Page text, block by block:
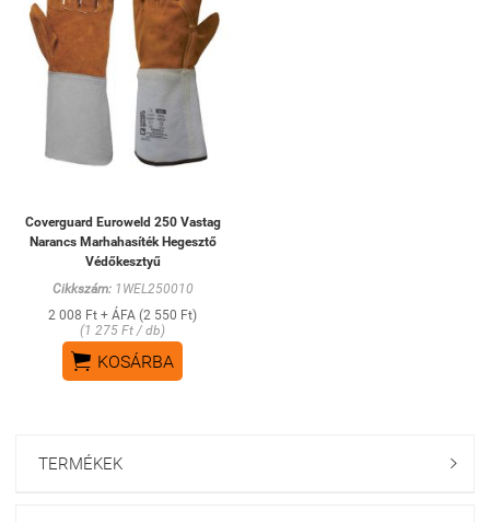
Coverguard Euroweld 250 Vastag
Narancs Marhahasíték Hegesztő
Védőkesztyű
Cikkszám:1WEL250010
2 008 Ft + ÁFA (2 550 Ft)
(1 275 Ft / db)
 KOSÁRBA
TERMÉKEK 